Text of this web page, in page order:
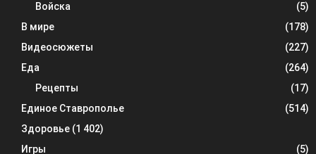
Войска
(5)
В мире
(178)
Видеосюжеты
(227)
Еда
(264)
Рецепты
(17)
Единое Ставрополье
(514)
Здоровье (1 402)
Игры
(5)